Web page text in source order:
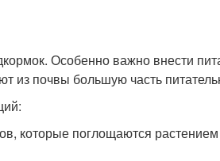
Особенно важно внести
из почвы большую часть
которые поглощаются